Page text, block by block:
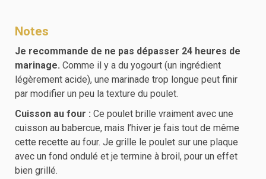
Notes
Je recommande de ne pas dépasser 24 heures de
marinage. Comme il y a du yogourt (un ingrédient
légèrement acide), une marinade trop longue peut finir
par modifier un peu la texture du poulet.
Cuisson au four : Ce poulet brille vraiment avec une
cuisson au babercue, mais l’hiver je fais tout de même
cette recette au four. Je grille le poulet sur une plaque
avec un fond ondulé et je termine à broil, pour un effet
bien grillé.